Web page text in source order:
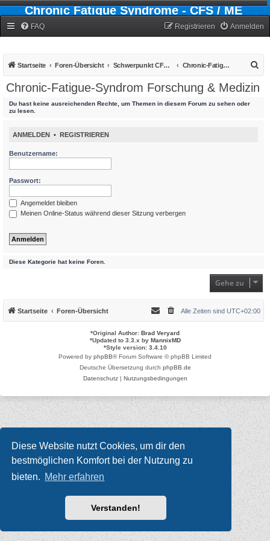
Diese Website nutzt Cookies, um dir den
bestmöglichen Komfort bei der Nutzung zu
bieten. Mehr erfahren
Verstanden!
Chronic Fatigue Syndrome - CFS / ME
FAQ Anmelden
Registrieren
Startseite Foren-Übersicht Schwerpunkt CFS - Chronic-Fatigue-Syndrom Chronic-Fatigue-Syndrom Forschung & Medizin
Chronic-Fatigue-Syndrom Forschung & Medizin
Du hast keine ausreichenden Rechte, um Themen in diesem Forum zu sehen oder
zu lesen.
ANMELDEN • REGISTRIEREN
Benutzername:
Passwort:
Angemeldet bleiben
Meinen Online-Status während dieser Sitzung verbergen
Diese Kategorie hat keine Foren.
Gehe zu
Startseite Foren-Übersicht Alle Zeiten sind UTC+02:00
*Original Author: Brad Veryard
*Updated to 3.3.x by MannixMD
*Style version: 3.4.10
Powered by phpBB® Forum Software © phpBB Limited
Deutsche Übersetzung durch phpBB.de
Datenschutz| Nutzungsbedingungen